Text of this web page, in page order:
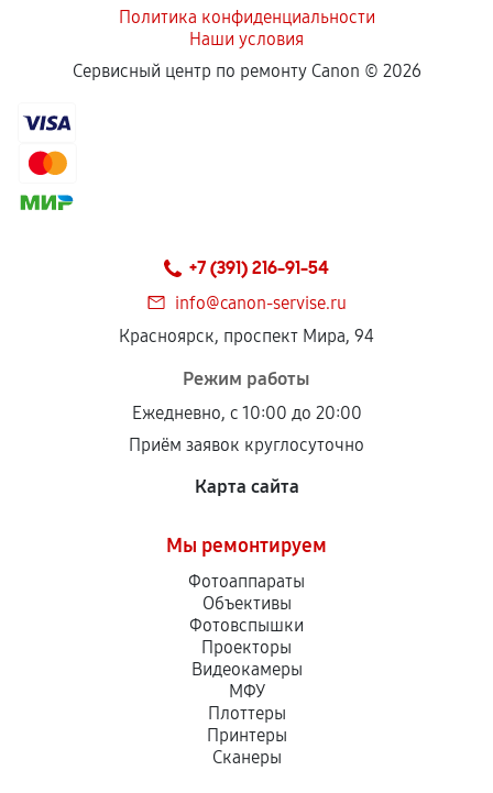
Политика конфиденциальности
Наши условия
Сервисный центр по ремонту Canon © 2026
+7 (391) 216-91-54
info@canon-servise.ru
Красноярск, проспект Мира, 94
Режим работы
Ежедневно, с 10:00 до 20:00
Приём заявок круглосуточно
Карта сайта
Мы ремонтируем
Фотоаппараты
Объективы
Фотовспышки
Проекторы
Видеокамеры
МФУ
Плоттеры
Принтеры
Сканеры